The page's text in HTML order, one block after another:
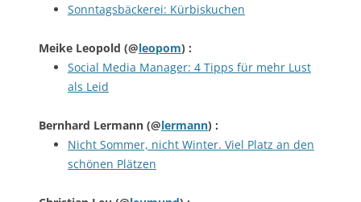
Sonntagsbäckerei: Kürbiskuchen
Meike Leopold (@leopom) :
Social Media Manager: 4 Tipps für mehr Lust
als Leid
Bernhard Lermann (@lermann) :
Nicht Sommer, nicht Winter. Viel Platz an den
schönen Plätzen